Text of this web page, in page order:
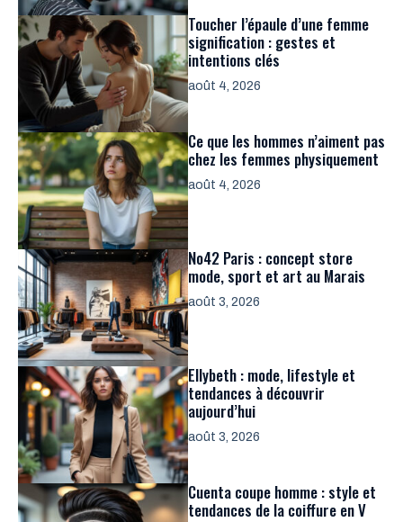
Toucher l’épaule d’une femme
signification : gestes et
intentions clés
août 4, 2026
Ce que les hommes n’aiment pas
chez les femmes physiquement
août 4, 2026
No42 Paris : concept store
mode, sport et art au Marais
août 3, 2026
Ellybeth : mode, lifestyle et
tendances à découvrir
aujourd’hui
août 3, 2026
Cuenta coupe homme : style et
tendances de la coiffure en V